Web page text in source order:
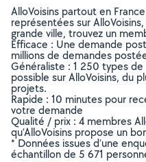
AlloVoisins partout en
représentées sur
grande ville, trouvez un
Efficace : Une demande
millions de demandes
Généraliste : 1 250 types
possible sur AlloVoisins, du
projets.
Rapide : 10 minutes pour
votre demande
Qualité / prix : 4 membres
qu’AlloVoisins propose un
* Données issues d’une
échantillon de 5 671